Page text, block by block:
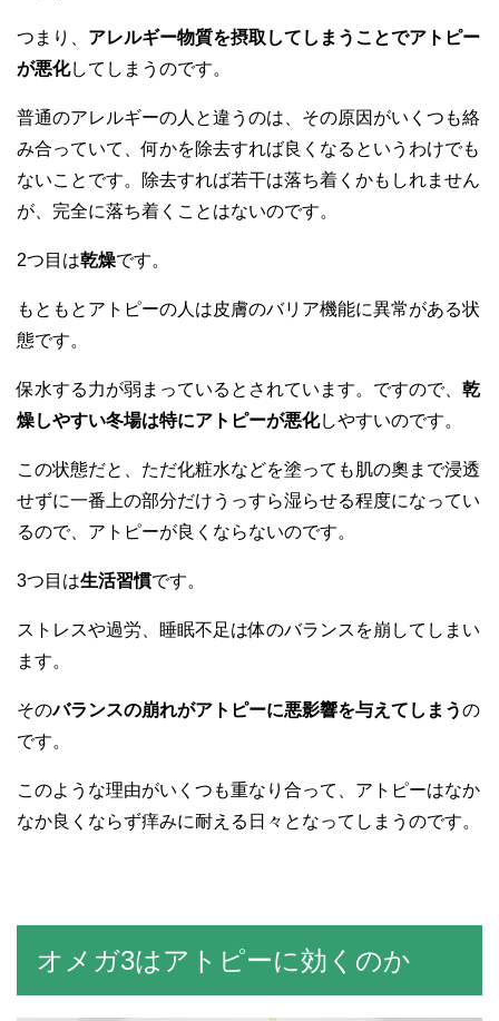
つまり、 アレルギー物質を摂取してしまうことでアトピー
が悪化してしまうのです。
普通のアレルギーの人と違うのは、その原因がいくつも絡
み合っていて、何かを除去すれば良くなるというわけでも
ないことです。除去すれば若干は落ち着くかもしれません
が、完全に落ち着くことはないのです。
2つ目は乾燥です。
もともとアトピーの人は皮膚のバリア機能に異常がある状
態です。
保水する力が弱まっているとされています。ですので、 乾
燥しやすい冬場は特にアトピーが悪化しやすいのです。
この状態だと、ただ化粧水などを塗っても肌の奧まで浸透
せずに一番上の部分だけうっすら湿らせる程度になってい
るので、アトピーが良くならないのです。
3つ目は生活習慣です。
ストレスや過労、睡眠不足は体のバランスを崩してしまい
ます。
そのバランスの崩れがアトピーに悪影響を与えてしまうの
です。
このような理由がいくつも重なり合って、アトピーはなか
なか良くならず痒みに耐える日々となってしまうのです。
オメガ3はアトピーに効くのか